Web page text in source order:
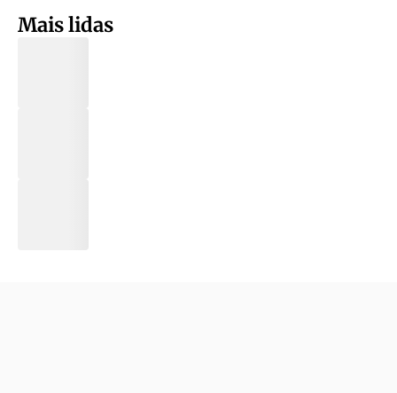
Mais lidas